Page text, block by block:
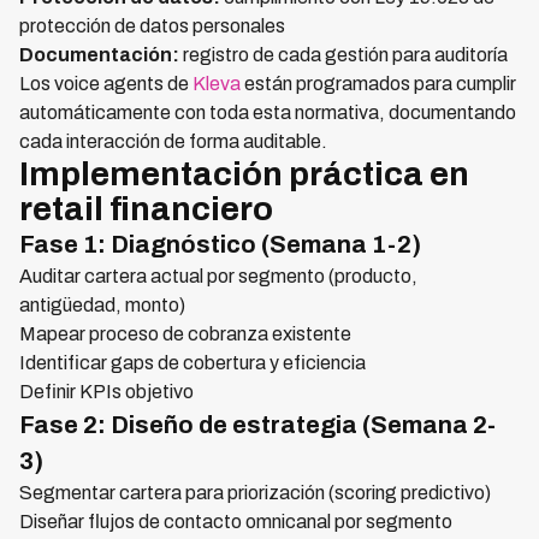
protección de datos personales
Documentación: registro de cada gestión para auditoría
Los voice agents de Klevaestán programados para cumplir
automáticamente con toda esta normativa, documentando
cada interacción de forma auditable.
Implementación práctica en
retail financiero
Fase 1: Diagnóstico (Semana 1-2)
Auditar cartera actual por segmento (producto,
antigüedad, monto)
Mapear proceso de cobranza existente
Identificar gaps de cobertura y eficiencia
Definir KPIs objetivo
Fase 2: Diseño de estrategia (Semana 2-
3)
Segmentar cartera para priorización (scoring predictivo)
Diseñar flujos de contacto omnicanal por segmento